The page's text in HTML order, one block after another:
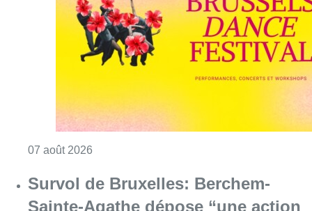
07 août 2026
Survol de Bruxelles: Berchem-
Sainte-Agathe dépose “une action